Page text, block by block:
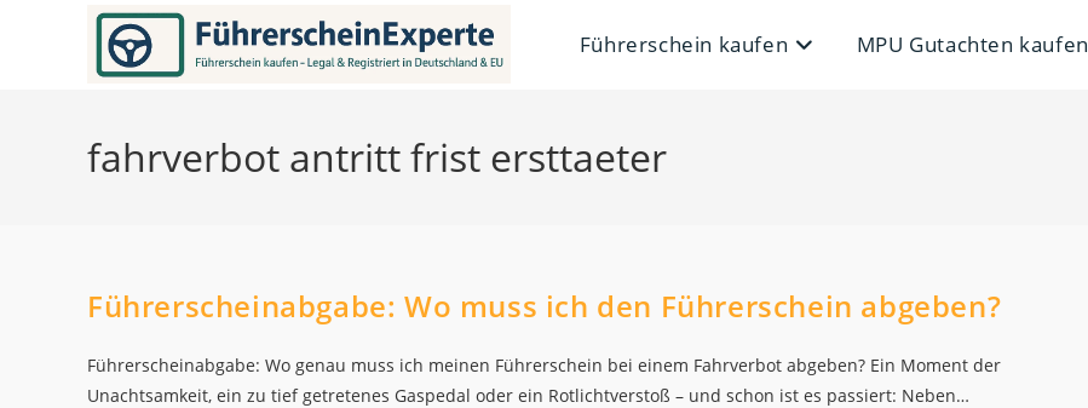
Führerschein kaufen MPU Gutachten kaufen
fahrverbot antritt frist ersttaeter
Führerscheinabgabe: Wo muss ich den Führerschein abgeben?
Führerscheinabgabe: Wo genau muss ich meinen Führerschein bei einem Fahrverbot abgeben? Ein Moment der
Unachtsamkeit, ein zu tief getretenes Gaspedal oder ein Rotlichtverstoß – und schon ist es passiert: Neben…